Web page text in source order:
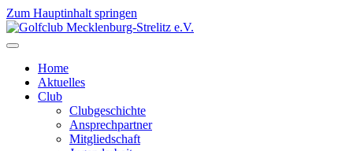
Zum Hauptinhalt springen
Home
Aktuelles
Club
Clubgeschichte
Ansprechpartner
Mitgliedschaft